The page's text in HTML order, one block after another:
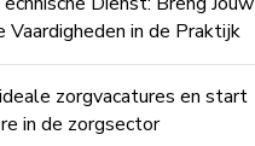
Vaardigheden in de Praktijk
zorgvacatures en start
in de zorgsector